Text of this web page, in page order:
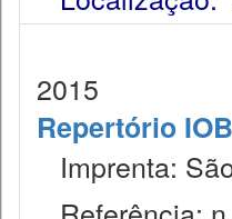
2015
Repertório
Imprenta: